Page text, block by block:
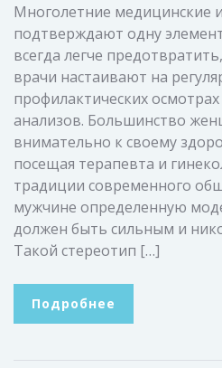
Многолетние медицинские
подтверждают одну
всегда легче
врачи настаивают на
профилактических
анализов. Большинство
внимательно к своему
посещая терапевта и
традиции современного
мужчине определенную
должен быть сильным и
Такой стереотип […]
Подробнее